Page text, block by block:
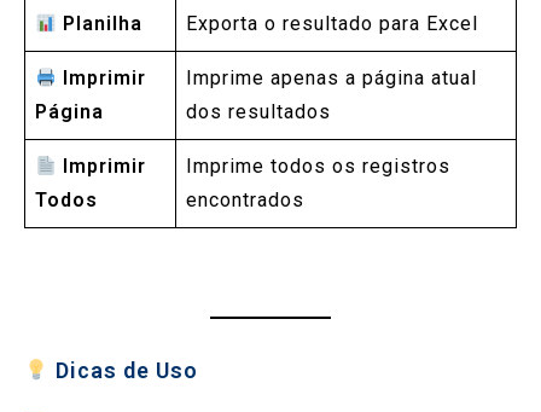
Planilha Exporta o resultado para Excel
Imprimir
Página
Imprime apenas a página atual
dos resultados
Imprimir
Todos
Imprime todos os registros
encontrados
Dicas de Uso